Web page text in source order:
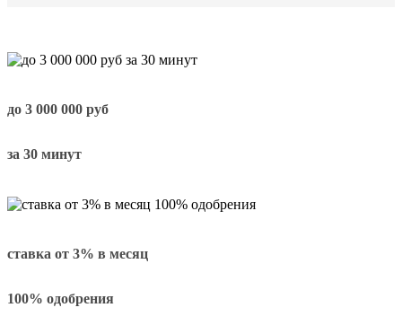
до 3 000 000 руб
за 30 минут
ставка от 3% в месяц
100% одобрения